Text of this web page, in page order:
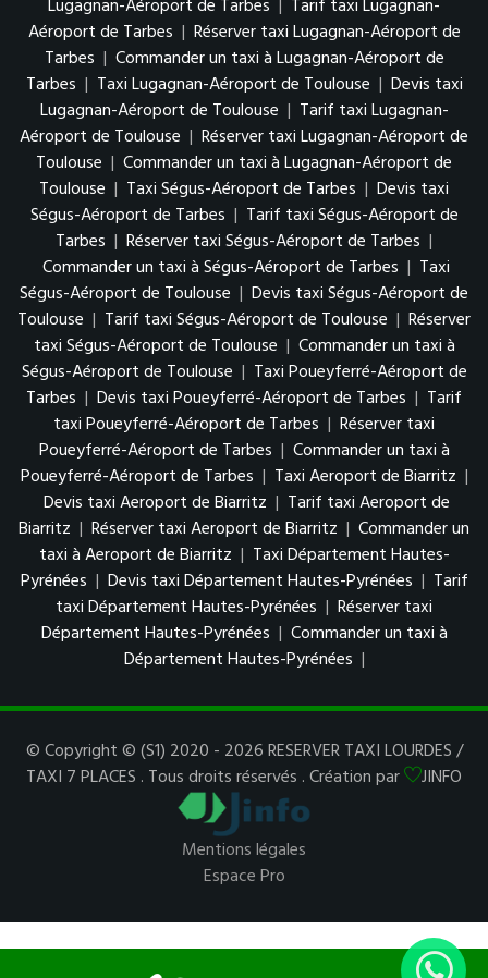
Lugagnan-Aéroport de Tarbes | Tarif taxi Lugagnan-
Aéroport de Tarbes | Réserver taxi Lugagnan-Aéroport de
Tarbes | Commander un taxi à Lugagnan-Aéroport de
Tarbes | Taxi Lugagnan-Aéroport de Toulouse | Devis taxi
Lugagnan-Aéroport de Toulouse | Tarif taxi Lugagnan-
Aéroport de Toulouse | Réserver taxi Lugagnan-Aéroport de
Toulouse | Commander un taxi à Lugagnan-Aéroport de
Toulouse | Taxi Ségus-Aéroport de Tarbes | Devis taxi
Ségus-Aéroport de Tarbes | Tarif taxi Ségus-Aéroport de
Tarbes | Réserver taxi Ségus-Aéroport de Tarbes |
Commander un taxi à Ségus-Aéroport de Tarbes | Taxi
Ségus-Aéroport de Toulouse | Devis taxi Ségus-Aéroport de
Toulouse | Tarif taxi Ségus-Aéroport de Toulouse | Réserver
taxi Ségus-Aéroport de Toulouse | Commander un taxi à
Ségus-Aéroport de Toulouse | Taxi Poueyferré-Aéroport de
Tarbes | Devis taxi Poueyferré-Aéroport de Tarbes | Tarif
taxi Poueyferré-Aéroport de Tarbes | Réserver taxi
Poueyferré-Aéroport de Tarbes | Commander un taxi à
Poueyferré-Aéroport de Tarbes | Taxi Aeroport de Biarritz |
Devis taxi Aeroport de Biarritz | Tarif taxi Aeroport de
Biarritz | Réserver taxi Aeroport de Biarritz | Commander un
taxi à Aeroport de Biarritz | Taxi Département Hautes-
Pyrénées | Devis taxi Département Hautes-Pyrénées | Tarif
taxi Département Hautes-Pyrénées | Réserver taxi
Département Hautes-Pyrénées | Commander un taxi à
Département Hautes-Pyrénées |
© Copyright © (S1) 2020 - 2026 RESERVER TAXI LOURDES /
TAXI 7 PLACES . Tous droits réservés . Création par
JINFO
Mentions légales
Espace Pro